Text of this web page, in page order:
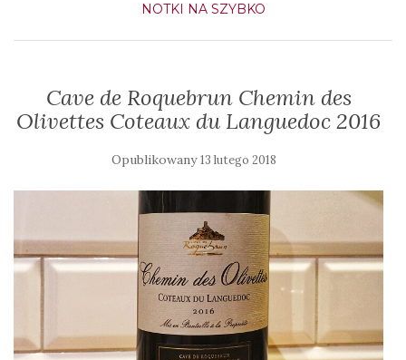
NOTKI NA SZYBKO
Cave de Roquebrun Chemin des
Olivettes Coteaux du Languedoc 2016
Opublikowany13 lutego 2018